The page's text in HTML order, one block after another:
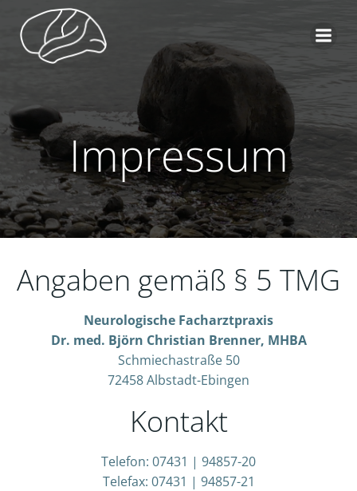
springen
Impressum
Angaben gemäß § 5 TMG
Neurologische Facharztpraxis
Dr. med. Björn Christian Brenner, MHBA
Schmiechastraße 50
72458 Albstadt-Ebingen
Kontakt
Telefon: 07431 | 94857-20
Telefax: 07431 | 94857-21